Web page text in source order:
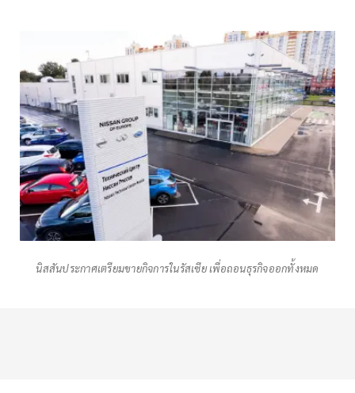
นิสสันประกาศเตรียมขายกิจการในรัสเซีย เพื่อถอนธุรกิจออกทั้งหมด